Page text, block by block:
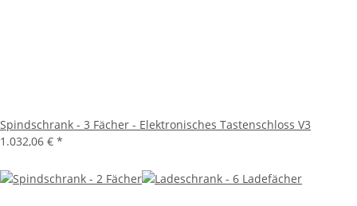
Spindschrank - 3 Fächer - Elektronisches Tastenschloss V3
1.032,06 € *